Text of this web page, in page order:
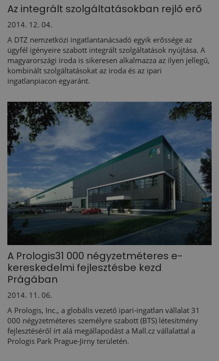
Az integrált szolgáltatásokban rejlő erő
2014. 12. 04.
A DTZ nemzetközi ingatlantanácsadó egyik erőssége az
ügyfél igényeire szabott integrált szolgáltatások nyújtása. A
magyarországi iroda is sikeresen alkalmazza az ilyen jellegű,
kombinált szolgáltatásokat az iroda és az ipari
ingatlanpiacon egyaránt.
A Prologis31 000 négyzetméteres e-
kereskedelmi fejlesztésbe kezd
Prágában
2014. 11. 06.
A Prologis, Inc., a globális vezető ipari-ingatlan vállalat 31
000 négyzetméteres személyre szabott (BTS) létesítmény
fejlesztéséről írt alá megállapodást a Mall.cz vállalattal a
Prologis Park Prague-Jirny területén.